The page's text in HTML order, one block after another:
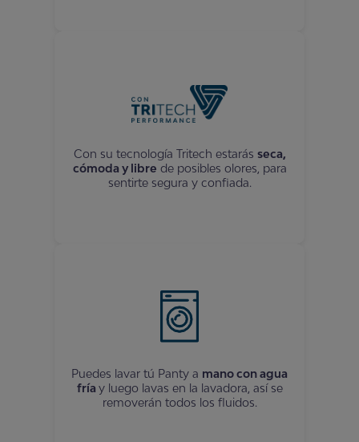
Con su tecnología Tritech estarás seca,
cómoda y libre de posibles olores, para
sentirte segura y confiada.
Puedes lavar tú Panty a mano con agua
fría y luego lavas en la lavadora, así se
removerán todos los fluidos.